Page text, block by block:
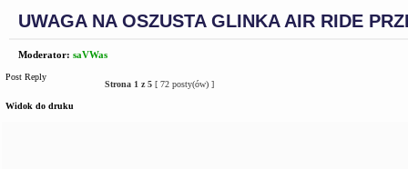
UWAGA NA OSZUSTA GLINKA AIR RIDE
Moderator: saVWas
Post Reply
Strona 1 z5 [ 72 posty(ów) ]
Widok do druku